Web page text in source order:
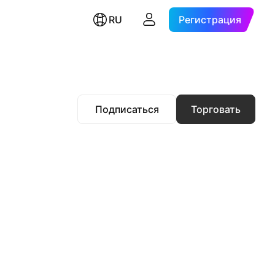
RU Регистрация
Торговать
Подписаться